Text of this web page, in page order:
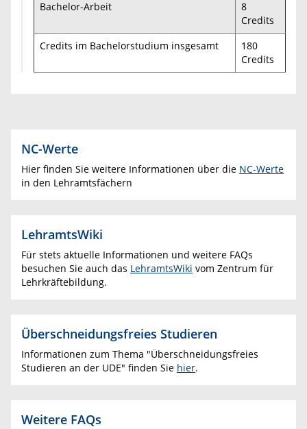
Bachelor-Arbeit
8
Credits
Credits im Bachelorstudium insgesamt
180
Credits
NC-Werte
Hier finden Sie weitere Informationen über die NC-Werte
in den Lehramtsfächern
LehramtsWiki
Für stets aktuelle Informationen und weitere FAQs
besuchen Sie auch das LehramtsWiki vom Zentrum für
Lehrkräftebildung.
Überschneidungsfreies Studieren
Informationen zum Thema "Überschneidungsfreies
Studieren an der UDE" finden Sie hier.
Weitere FAQs